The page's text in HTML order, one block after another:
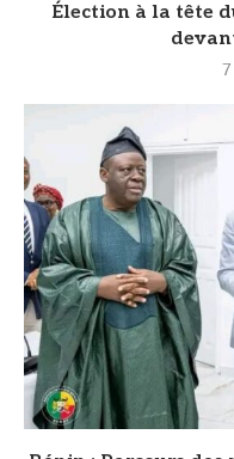
Élection à la tête